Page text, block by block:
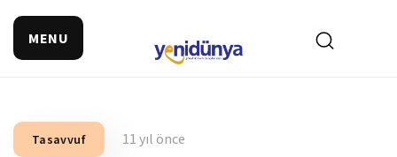
MENU
Tasavvuf 11 yıl önce